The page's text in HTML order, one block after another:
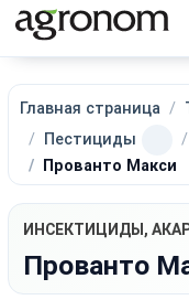
Главная страница
Пестициды
Прованто Макси
ИНСЕКТИЦИДЫ,
Прованто